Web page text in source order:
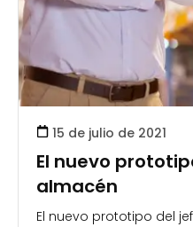
15 de julio de 2021
El nuevo
almacén
El nuevo prototipo del